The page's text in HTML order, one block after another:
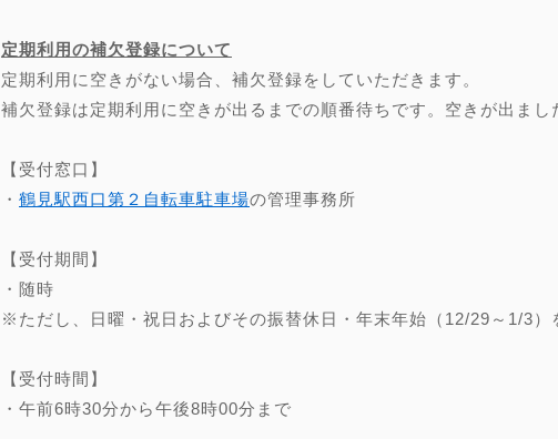
定期利用の補欠登録について
定期利用に空きがない場合、補欠登録をしていただきます。
補欠登録は定期利用に空きが出るまでの順番待ちです。空きが出ま
【受付窓口】
・ 鶴見駅西口第２自転車駐車場の管理事務所
【受付期間】
・随時
※ただし、日曜・祝日およびその振替休日・年末年始（12/29～1/3）
【受付時間】
・午前6時30分から午後8時00分まで